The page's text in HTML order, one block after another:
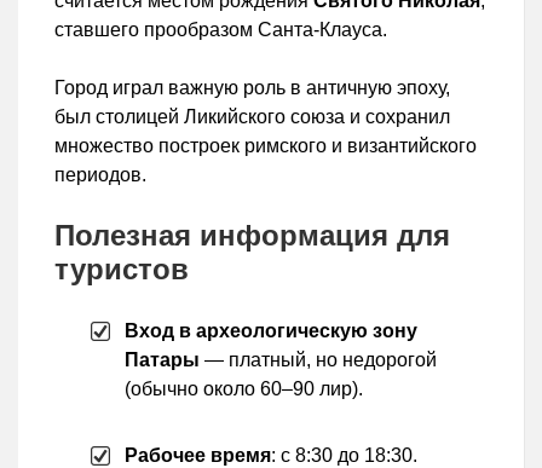
ставшего прообразом Санта-Клауса.
Город играл важную роль в античную эпоху,
был столицей Ликийского союза и сохранил
множество построек римского и византийского
периодов.
Полезная информация для
туристов
Вход в археологическую зону
Патары — платный, но недорогой
(обычно около 60–90 лир).
Рабочее время: с 8:30 до 18:30.